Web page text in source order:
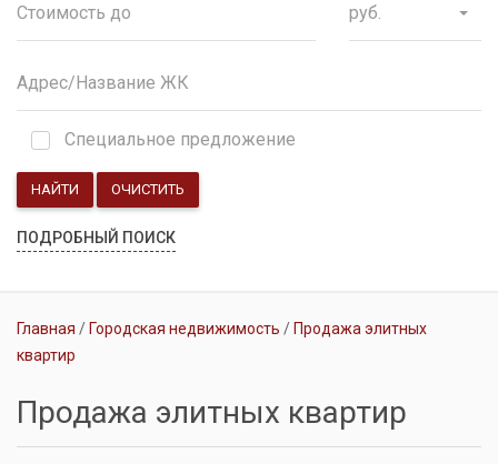
руб.
Специальное предложение
НАЙТИ ОЧИСТИТЬ
ПОДРОБНЫЙ ПОИСК
Главная Городская недвижимость
Продажа элитных
квартир
Продажа элитных квартир